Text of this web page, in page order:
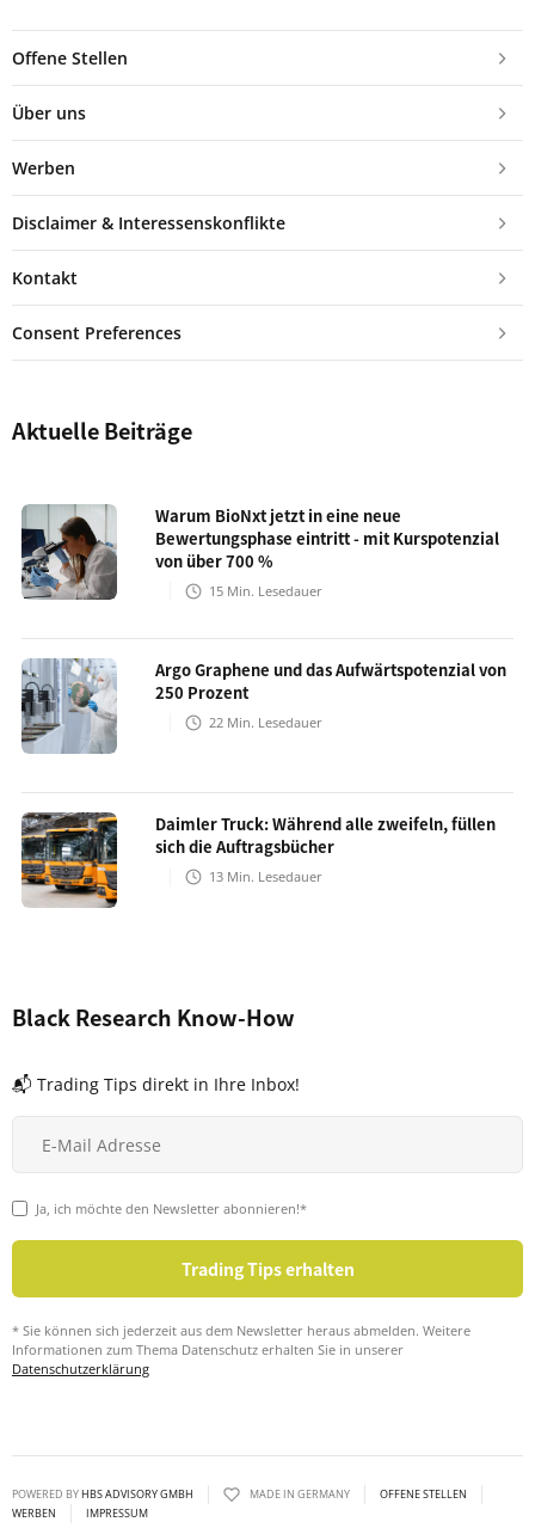
Offene Stellen
Über uns
Werben
Disclaimer & Interessenskonflikte
Kontakt
Consent Preferences
Aktuelle Beiträge
Warum BioNxt jetzt in eine neue
Bewertungsphase eintritt - mit Kurspotenzial
von über 700 %
15 Min. Lesedauer
Argo Graphene und das Aufwärtspotenzial von
250 Prozent
22 Min. Lesedauer
Daimler Truck: Während alle zweifeln, füllen
sich die Auftragsbücher
13 Min. Lesedauer
Black Research Know-How
📬 Trading Tips direkt in Ihre Inbox!
Ja, ich möchte den Newsletter abonnieren!*
* Sie können sich jederzeit aus dem Newsletter heraus abmelden. Weitere
Informationen zum Thema Datenschutz erhalten Sie in unserer
Datenschutzerklärung
POWERED BYHBS ADVISORY GMBH MADE IN GERMANY
OFFENE STELLEN
WERBEN
IMPRESSUM